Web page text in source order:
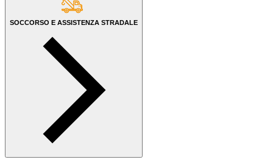
SOCCORSO E ASSISTENZA STRADALE